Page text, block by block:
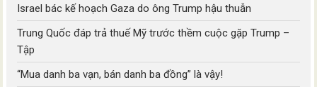
Israel bác kế hoạch Gaza do ông Trump hậu thuẫn
Trung Quốc đáp trả thuế Mỹ trước thềm cuộc gặp Trump –
Tập
“Mua danh ba vạn, bán danh ba đồng” là vậy!